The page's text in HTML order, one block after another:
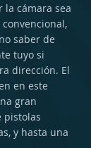
cámara sea
saber de
tuyo si
dirección. El
en este
gran
pistolas
y hasta una